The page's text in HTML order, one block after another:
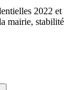
2022 et
mairie, stabilité